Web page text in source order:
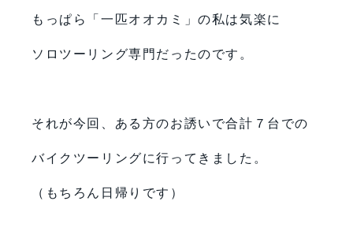
もっぱら「一匹オオカミ」の私は気楽に
ソロツーリング専門だったのです。
それが今回、ある方のお誘いで合計７台での
バイクツーリングに行ってきました。
（もちろん日帰りです）